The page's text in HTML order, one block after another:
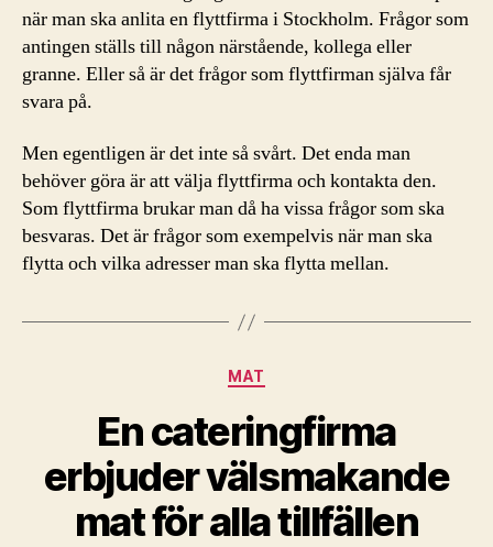
när man ska anlita en flyttfirma i Stockholm. Frågor som
antingen ställs till någon närstående, kollega eller
granne. Eller så är det frågor som flyttfirman själva får
svara på.
Men egentligen är det inte så svårt. Det enda man
behöver göra är att välja flyttfirma och kontakta den.
Som flyttfirma brukar man då ha vissa frågor som ska
besvaras. Det är frågor som exempelvis när man ska
flytta och vilka adresser man ska flytta mellan.
Kategorier
MAT
En cateringfirma
erbjuder välsmakande
mat för alla tillfällen